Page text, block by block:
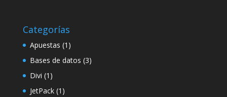
Categorías
Apuestas (1)
Bases de datos (3)
Divi (1)
JetPack(1)